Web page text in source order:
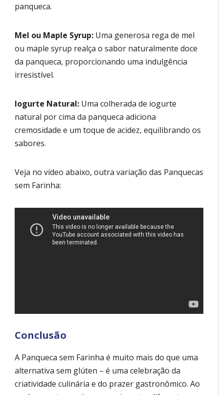
panqueca.
Mel ou Maple Syrup: Uma generosa rega de mel
ou maple syrup realça o sabor naturalmente doce
da panqueca, proporcionando uma indulgência
irresistível.
Iogurte Natural: Uma colherada de iogurte
natural por cima da panqueca adiciona
cremosidade e um toque de acidez, equilibrando os
sabores.
Veja no vídeo abaixo, outra variação das Panquecas
sem Farinha:
Conclusão
A Panqueca sem Farinha é muito mais do que uma
alternativa sem glúten – é uma celebração da
criatividade culinária e do prazer gastronômico. Ao